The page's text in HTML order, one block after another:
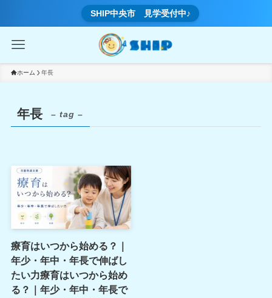
SHIP中央市 見学受付中♪
ホーム 年長
年長 – tag –
療育はいつから始める？｜
年少・年中・年長で伸ばし
たい力療育はいつから始め
る？｜年少・年中・年長で